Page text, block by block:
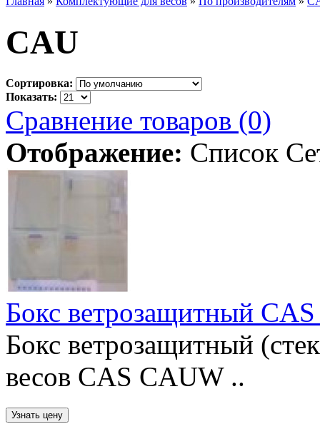
CAU
Сортировка:
Показать:
Сравнение товаров (0)
Отображение: Список
Бокс ветрозащитный
Бокс ветрозащитный
весов CAS CAUW ..